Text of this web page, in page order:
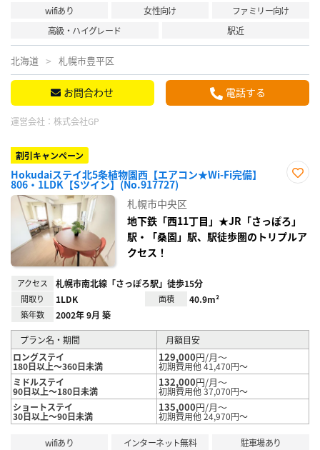
wifiあり 女性向け
ファミリー向け
高級・ハイグレード
駅近
北海道 札幌市豊平区
お問合わせ 電話する
運営会社： 株式会社GP
割引キャンペーン
Hokudaiステイ北5条植物園西【エアコン★Wi-Fi完備】
806・1LDK【Sツイン】(No.917727)
録
札幌市中央区
地下鉄「西11丁目」★JR「さっぽろ」
駅・「桑園」駅、駅徒歩圏のトリプルア
クセス！
アクセス 札幌市南北線「さっぽろ駅」徒歩15分
間取り 1LDK 面積 40.9m²
築年数 2002年 9月 築
プラン名・期間
月額目安
ロングステイ
180日以上～360日未満
129,000円/月～
初期費用他 41,470円～
ミドルステイ
90日以上～180日未満
132,000円/月～
初期費用他 37,070円～
ショートステイ
30日以上～90日未満
135,000円/月～
初期費用他 24,970円～
wifiあり インターネット無料
駐車場あり